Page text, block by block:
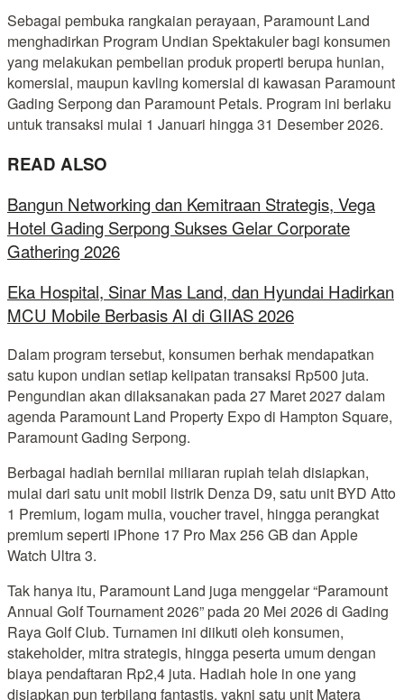
Sebagai pembuka rangkaian perayaan, Paramount Land
menghadirkan Program Undian Spektakuler bagi konsumen
yang melakukan pembelian produk properti berupa hunian,
komersial, maupun kavling komersial di kawasan Paramount
Gading Serpong dan Paramount Petals. Program ini berlaku
untuk transaksi mulai 1 Januari hingga 31 Desember 2026.
READ ALSO
Bangun Networking dan Kemitraan Strategis, Vega
Hotel Gading Serpong Sukses Gelar Corporate
Gathering 2026
Eka Hospital, Sinar Mas Land, dan Hyundai Hadirkan
MCU Mobile Berbasis AI di GIIAS 2026
Dalam program tersebut, konsumen berhak mendapatkan
satu kupon undian setiap kelipatan transaksi Rp500 juta.
Pengundian akan dilaksanakan pada 27 Maret 2027 dalam
agenda Paramount Land Property Expo di Hampton Square,
Paramount Gading Serpong.
Berbagai hadiah bernilai miliaran rupiah telah disiapkan,
mulai dari satu unit mobil listrik Denza D9, satu unit BYD Atto
1 Premium, logam mulia, voucher travel, hingga perangkat
premium seperti iPhone 17 Pro Max 256 GB dan Apple
Watch Ultra 3.
Tak hanya itu, Paramount Land juga menggelar “Paramount
Annual Golf Tournament 2026” pada 20 Mei 2026 di Gading
Raya Golf Club. Turnamen ini diikuti oleh konsumen,
stakeholder, mitra strategis, hingga peserta umum dengan
biaya pendaftaran Rp2,4 juta. Hadiah hole in one yang
disiapkan pun terbilang fantastis, yakni satu unit Matera